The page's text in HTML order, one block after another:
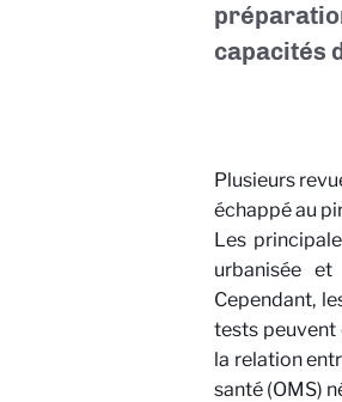
capacités
Plusieurs
échappé au
Les
urbanisée
Cependant,
tests peuvent
la relation
santé (OMS)